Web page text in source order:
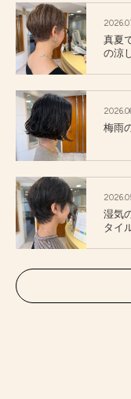
真夏
の涼
梅雨
湿気
タイ